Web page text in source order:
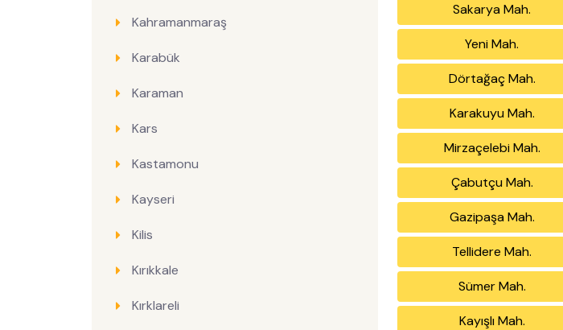
Kahramanmaraş
Karabük
Karaman
Kars
Kastamonu
Kayseri
Kilis
Kırıkkale
Kırklareli
Sakarya Mah.
Yeni Mah.
Dörtağaç Mah.
Karakuyu Mah.
Mirzaçelebi Mah.
Çabutçu Mah.
Gazipaşa Mah.
Tellidere Mah.
Sümer Mah.
Kayışlı Mah.